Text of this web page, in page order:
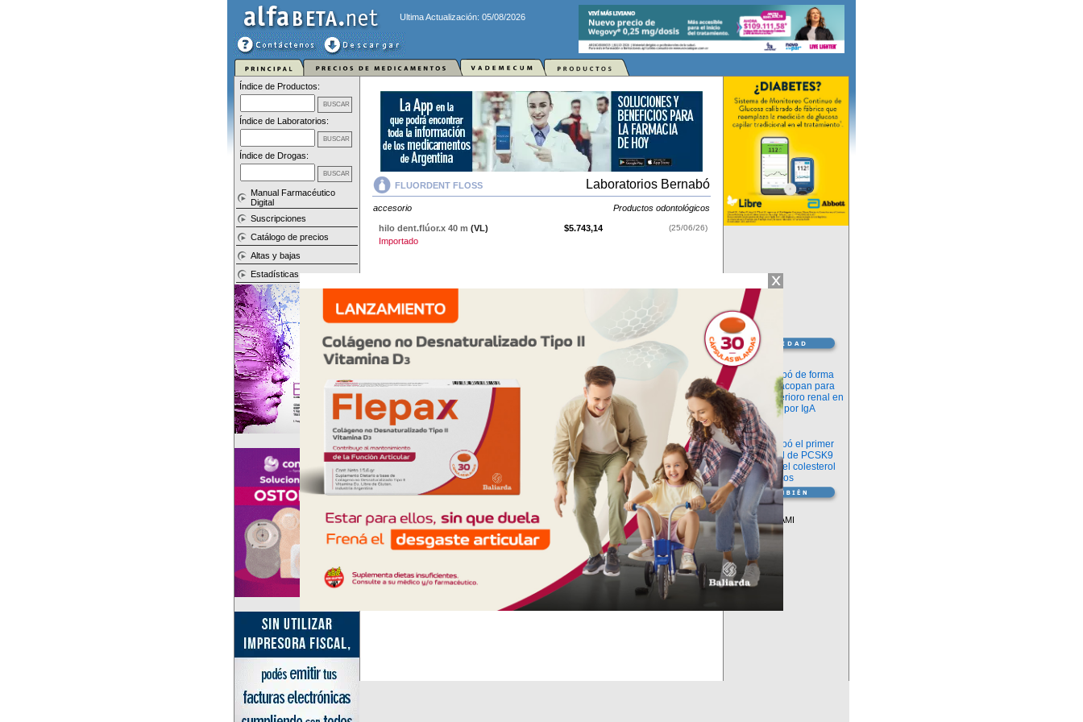
Ultima Actualización: 05/08/2026
Índice de Productos:
Índice de Laboratorios:
Índice de Drogas:
Manual Farmacéutico
Digital
Suscripciones
Catálogo de precios
Altas y bajas
Estadísticas
FLUORDENT FLOSS Laboratorios Bernabó
accesorio Productos odontológicos
hilo dent.flúor.x 40 m (VL) $5.743,14 (25/06/26)
Importado
odontológicos
y cuenta con 1
Producto importado.
Explorar más
Otros productos conaccesorio
Otros productos de
Laboratorios Bernabó
Novedades
La FDA aprobó de forma
definitiva iptacopan para
frenar el deterioro renal en
la nefropatía por IgA
Salud
La FDA aprobó el primer
inhibidor oral de PCSK9
para reducir el colesterol
LDL en adultos
Vademécum
Descuentos PAMI